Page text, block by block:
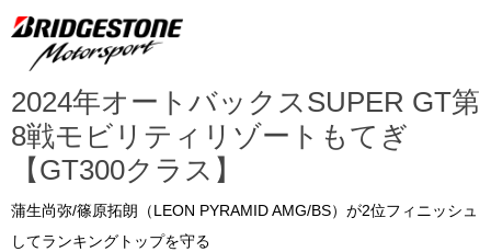
2024年オートバックスSUPER GT第
8戦モビリティリゾートもてぎ
【GT300クラス】
蒲生尚弥/篠原拓朗（LEON PYRAMID AMG/BS）が2位フィニッシュ
してランキングトップを守る